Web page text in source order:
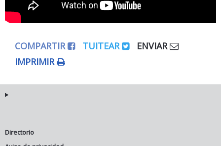
COMPARTIR TUITEAR
ENVIAR
IMPRIMIR
Directorio